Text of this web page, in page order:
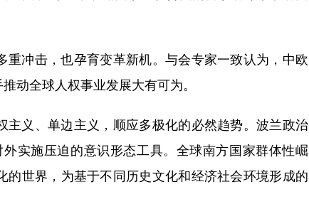
冲击，也孕育变革新机。与会专家一致认为，中欧
动全球人权事业发展大有可为。
义、单边主义，顺应多极化的必然趋势。波兰政治
实施压迫的意识形态工具。全球南方国家群体性崛
世界，为基于不同历史文化和经济社会环境形成的